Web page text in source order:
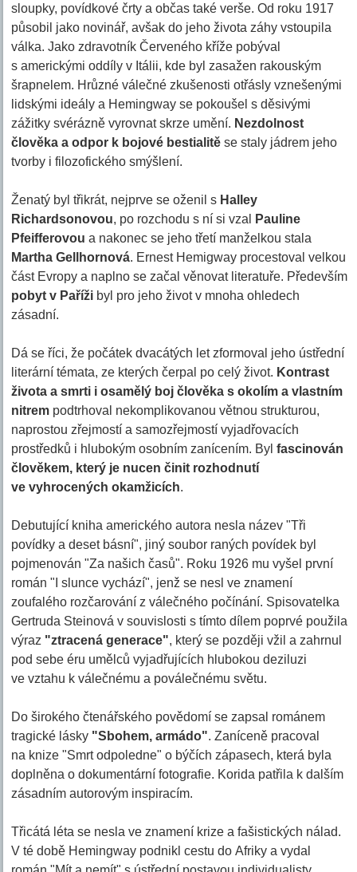
sloupky, povídkové črty a občas také verše. Od roku 1917
působil jako novinář, avšak do jeho života záhy vstoupila
válka. Jako zdravotník Červeného kříže pobýval
s americkými oddíly v Itálii, kde byl zasažen rakouským
šrapnelem. Hrůzné válečné zkušenosti otřásly vznešenými
lidskými ideály a Hemingway se pokoušel s děsivými
zážitky svérázně vyrovnat skrze umění. Nezdolnost
člověka a odpor k bojové bestialitě se staly jádrem jeho
tvorby i filozofického smýšlení.
Ženatý byl třikrát, nejprve se oženil s Halley
Richardsonovou, po rozchodu s ní si vzal
Pauline
Pfeifferovou a nakonec se jeho třetí manželkou stala
Martha Gellhornová. Ernest Hemigway procestoval velkou
část Evropy a naplno se začal věnovat literatuře. Především
pobyt v Paříži byl pro jeho život v mnoha ohledech
zásadní.
Dá se říci, že počátek dvacátých let zformoval jeho ústřední
literární témata, ze kterých čerpal po celý život. Kontrast
života a smrti i osamělý boj člověka s okolím a vlastním
nitrem podtrhoval nekomplikovanou větnou strukturou,
naprostou zřejmostí a samozřejmostí vyjadřovacích
prostředků i hlubokým osobním zanícením. Byl fascinován
člověkem, který je nucen činit rozhodnutí
ve vyhrocených okamžicích.
Debutující kniha amerického autora nesla název "Tři
povídky a deset básní", jiný soubor raných povídek byl
pojmenován "Za našich časů". Roku 1926 mu vyšel první
román "I slunce vychází", jenž se nesl ve znamení
zoufalého rozčarování z válečného počínání. Spisovatelka
Gertruda Steinová v souvislosti s tímto dílem poprvé použila
výraz "ztracená generace", který se později vžil a zahrnul
pod sebe éru umělců vyjadřujících hlubokou deziluzi
ve vztahu k válečnému a poválečnému světu.
Do širokého čtenářského povědomí se zapsal románem
tragické lásky "Sbohem, armádo". Zaníceně pracoval
na knize "Smrt odpoledne" o býčích zápasech, která byla
doplněna o dokumentární fotografie. Korida patřila k dalším
zásadním autorovým inspiracím.
Třicátá léta se nesla ve znamení krize a fašistických nálad.
V té době Hemingway podnikl cestu do Afriky a vydal